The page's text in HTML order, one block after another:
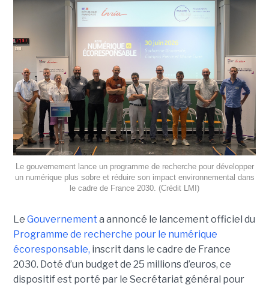
Le gouvernement lance un programme de recherche pour développer
un numérique plus sobre et réduire son impact environnemental dans
le cadre de France 2030. (Crédit LMI)
Le Gouvernement a annoncé le lancement officiel du
Programme de recherche pour le numérique
écoresponsable, inscrit dans le cadre de France
2030. Doté d’un budget de 25 millions d’euros, ce
dispositif est porté par le Secrétariat général pour